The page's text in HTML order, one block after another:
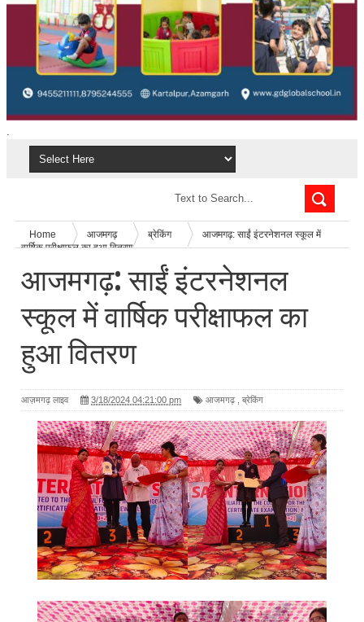
.
Home आजमगढ़ ब्रेकिंग
आजमगढ़: साईं इंटरनेशनल स्कूल में
वार्षिक परीक्षाफल का हुआ वितरण
आजमगढ़: साईं इंटरनेशनल
स्कूल में वार्षिक परीक्षाफल का
हुआ वितरण
आज़मगढ़ लाइव 3/18/2024 04:21:00 pm आजमगढ़ ब्रेकिंग